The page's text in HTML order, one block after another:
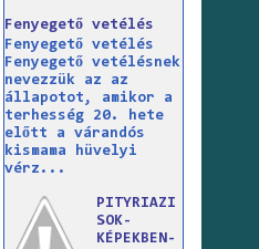
Fenyegető vetélés
Fenyegető vetélés
Fenyegető vetélésnek
nevezzük az az
állapotot, amikor a
terhesség 20. hete
előtt a várandós
kismama hüvelyi
vérz...
PITYRIAZI
SOK-
KÉPEKBEN-